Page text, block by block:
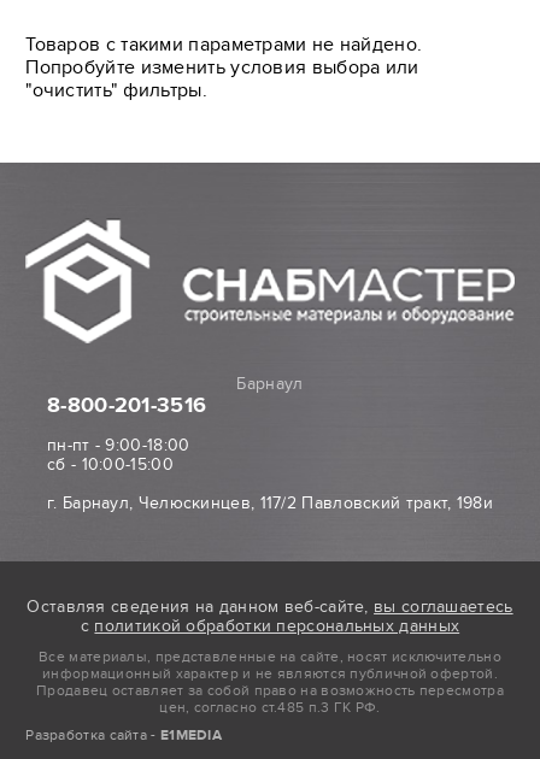
Товаров с такими параметрами не найдено.
Попробуйте изменить условия выбора или
"очистить" фильтры.
Барнаул
8-800-201-3516
пн-пт - 9:00-18:00
сб - 10:00-15:00
г. Барнаул, Челюскинцев, 117/2 Павловский тракт, 198и
Оставляя сведения на данном веб-сайте, вы соглашаетесь
с политикой обработки персональных данных
Все материалы, представленные на сайте, носят исключительно
информационный характер и не являются публичной офертой.
Продавец оставляет за собой право на возможность пересмотра
цен, согласно ст.485 п.3 ГК РФ.
Разработка сайта - E1MEDIA